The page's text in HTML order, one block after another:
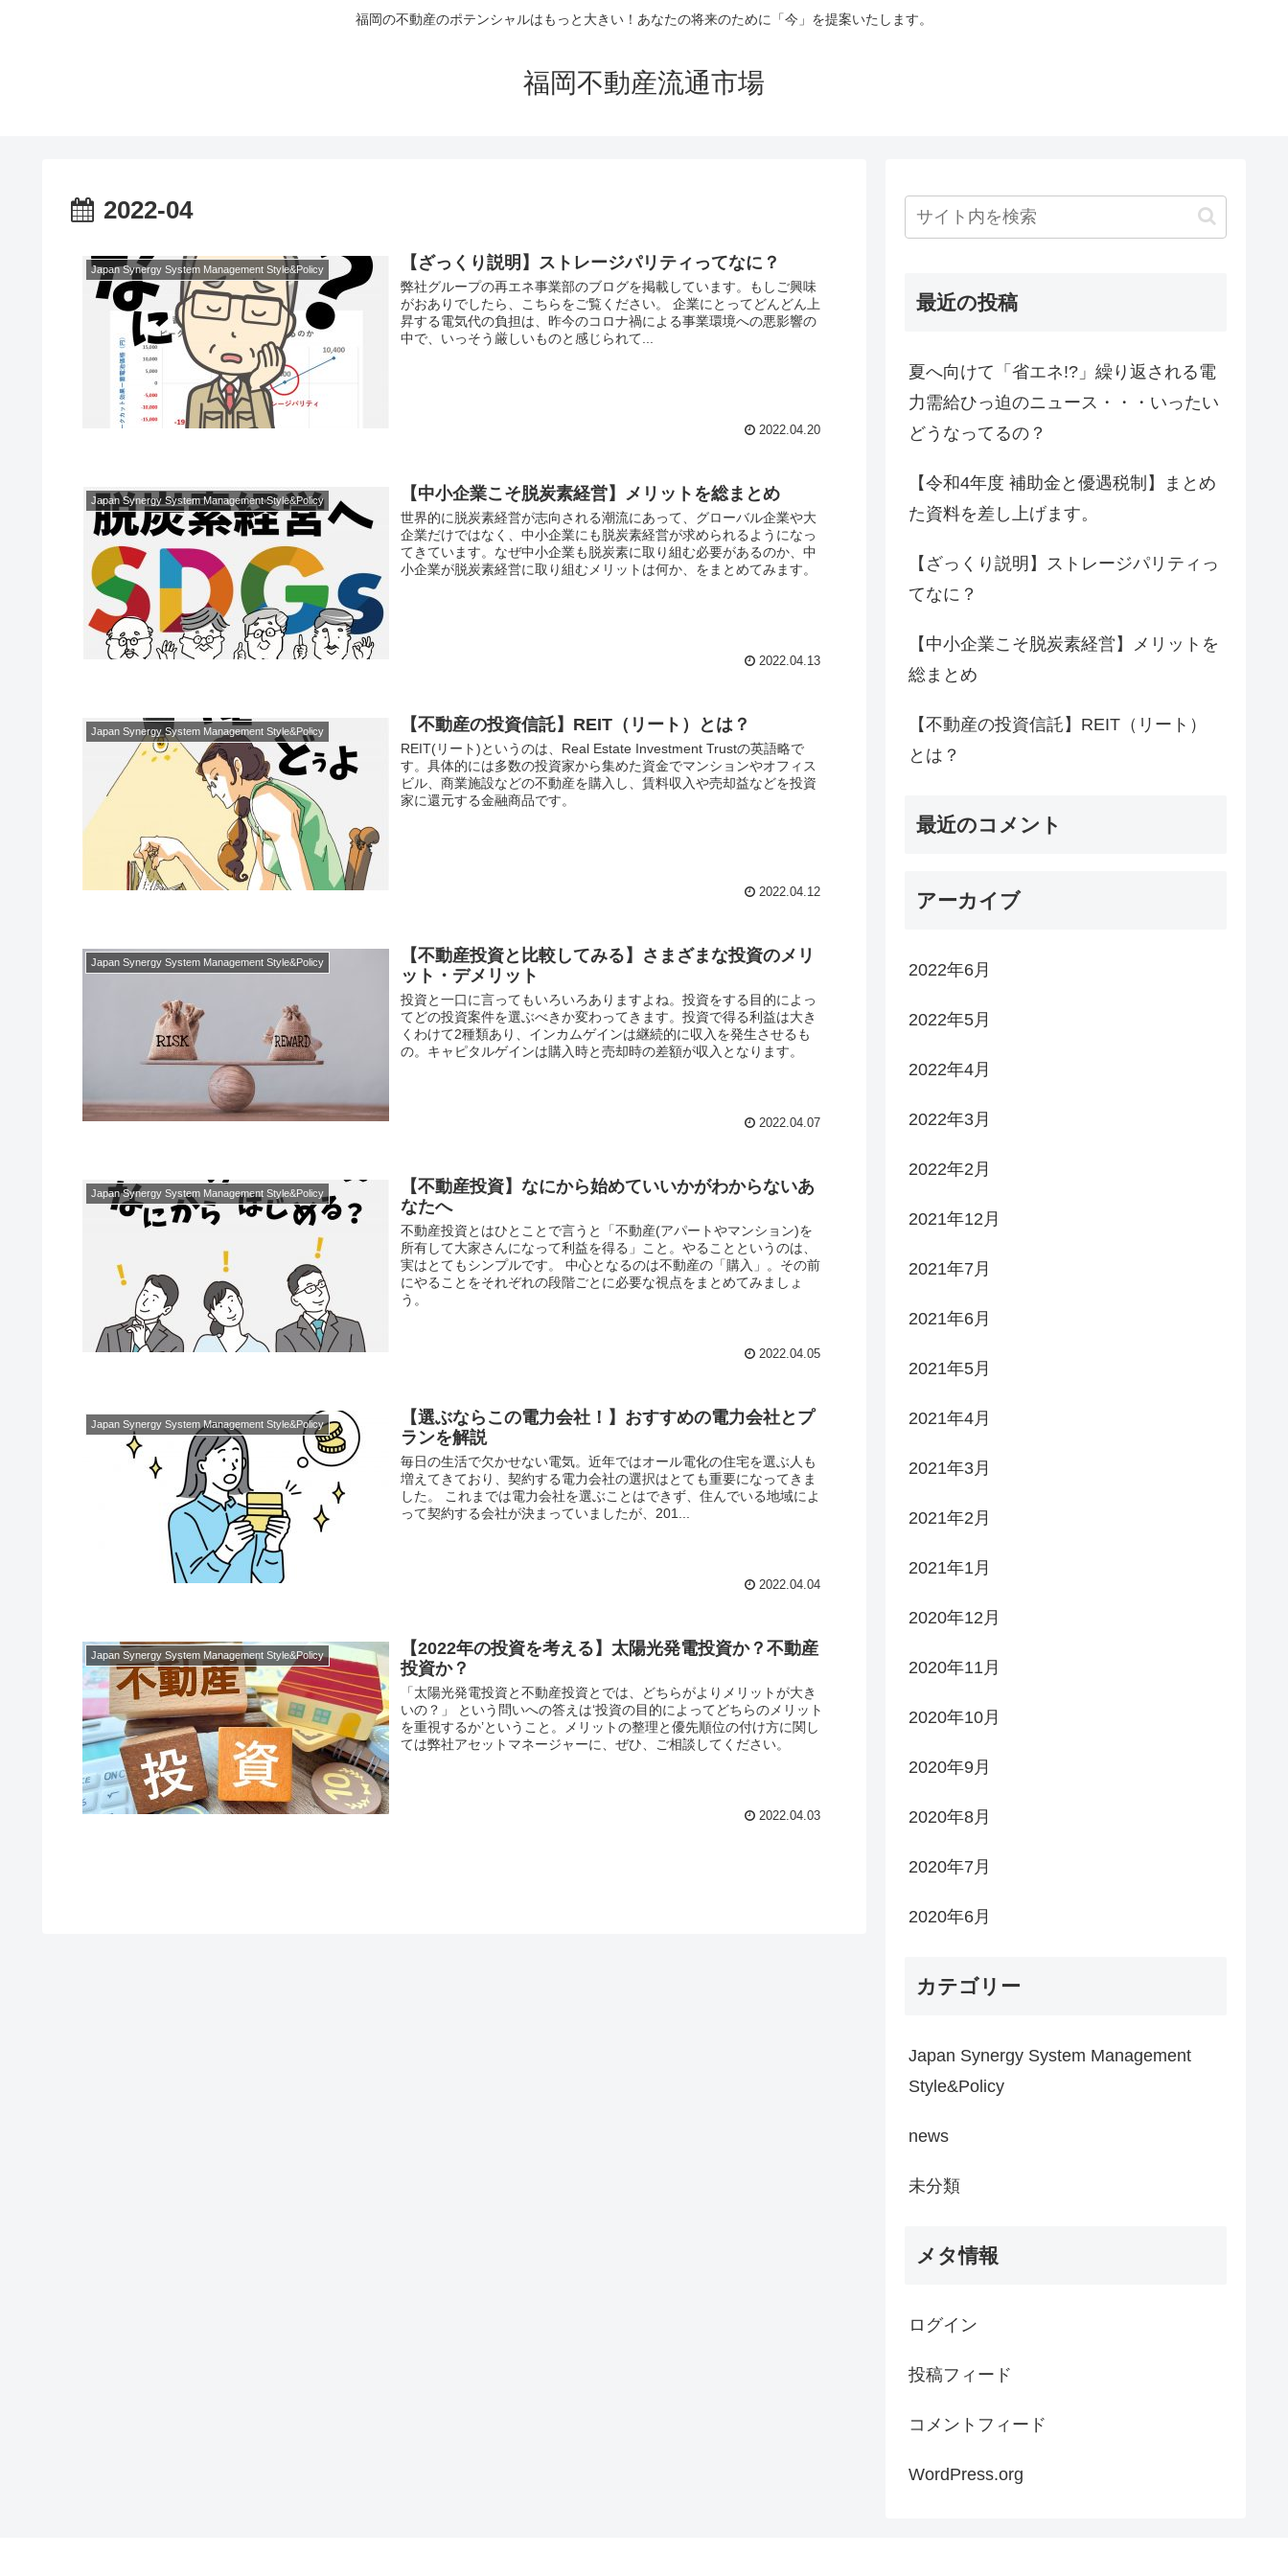
福岡の不動産のポテンシャルはもっと大きい！あなたの将来のために「今」を提案いたします。
福岡不動産流通市場
2022-04
Japan Synergy System Management Style&Policy 【ざっくり説明】ストレージパリティってなに？
弊社グループの再エネ事業部のブログを掲載しています。もしご興味
がおありでしたら、こちらをご覧ください。 企業にとってどんどん上
昇する電気代の負担は、昨今のコロナ禍による事業環境への悪影響の
中で、いっそう厳しいものと感じられて...
2022.04.20
Japan Synergy System Management Style&Policy 【中小企業こそ脱炭素経営】メリットを総まとめ
世界的に脱炭素経営が志向される潮流にあって、グローバル企業や大
企業だけではなく、中小企業にも脱炭素経営が求められるようになっ
てきています。なぜ中小企業も脱炭素に取り組む必要があるのか、中
小企業が脱炭素経営に取り組むメリットは何か、をまとめてみます。
2022.04.13
Japan Synergy System Management Style&Policy 【不動産の投資信託】REIT（リート）とは？
REIT(リート)というのは、Real Estate Investment Trustの英語略で
す。具体的には多数の投資家から集めた資金でマンションやオフィス
ビル、商業施設などの不動産を購入し、賃料収入や売却益などを投資
家に還元する金融商品です。
2022.04.12
Japan Synergy System Management Style&Policy
【不動産投資と比較してみる】さまざまな投資のメリ
ット・デメリット
投資と一口に言ってもいろいろありますよね。投資をする目的によっ
てどの投資案件を選ぶべきか変わってきます。投資で得る利益は大き
くわけて2種類あり、インカムゲインは継続的に収入を発生させるも
の。キャピタルゲインは購入時と売却時の差額が収入となります。
2022.04.07
Japan Synergy System Management Style&Policy
【不動産投資】なにから始めていいかがわからないあ
なたへ
不動産投資とはひとことで言うと「不動産(アパートやマンション)を
所有して大家さんになって利益を得る」こと。やることというのは、
実はとてもシンプルです。 中心となるのは不動産の「購入」。その前
にやることをそれぞれの段階ごとに必要な視点をまとめてみましょ
う。
2022.04.05
Japan Synergy System Management Style&Policy
【選ぶならこの電力会社！】おすすめの電力会社とプ
ランを解説
毎日の生活で欠かせない電気。近年ではオール電化の住宅を選ぶ人も
増えてきており、契約する電力会社の選択はとても重要になってきま
した。 これまでは電力会社を選ぶことはできず、住んでいる地域によ
って契約する会社が決まっていましたが、201...
2022.04.04
Japan Synergy System Management Style&Policy
【2022年の投資を考える】太陽光発電投資か？不動産
投資か？
「太陽光発電投資と不動産投資とでは、どちらがよりメリットが大き
いの？」 という問いへの答えは‘投資の目的によってどちらのメリット
を重視するか’ということ。メリットの整理と優先順位の付け方に関し
ては弊社アセットマネージャーに、ぜひ、ご相談してください。
2022.04.03
最近の投稿
夏へ向けて「省エネ!?」繰り返される電
力需給ひっ迫のニュース・・・いったい
どうなってるの？
【令和4年度 補助金と優遇税制】まとめ
た資料を差し上げます。
【ざっくり説明】ストレージパリティっ
てなに？
【中小企業こそ脱炭素経営】メリットを
総まとめ
【不動産の投資信託】REIT（リート）
とは？
最近のコメント
アーカイブ
2022年6月
2022年5月
2022年4月
2022年3月
2022年2月
2021年12月
2021年7月
2021年6月
2021年5月
2021年4月
2021年3月
2021年2月
2021年1月
2020年12月
2020年11月
2020年10月
2020年9月
2020年8月
2020年7月
2020年6月
カテゴリー
Japan Synergy System Management
Style&Policy
news
未分類
メタ情報
ログイン
投稿フィード
コメントフィード
WordPress.org